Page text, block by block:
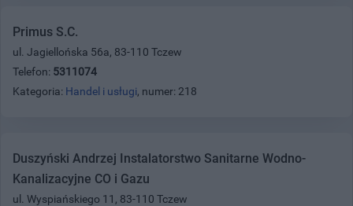
Primus S.C.
ul. Jagiellońska 56a, 83-110 Tczew
Telefon: 5311074
Kategoria: Handel i usługi, numer: 218
Duszyński Andrzej Instalatorstwo Sanitarne Wodno-
Kanalizacyjne CO i Gazu
ul. Wyspiańskiego 11, 83-110 Tczew